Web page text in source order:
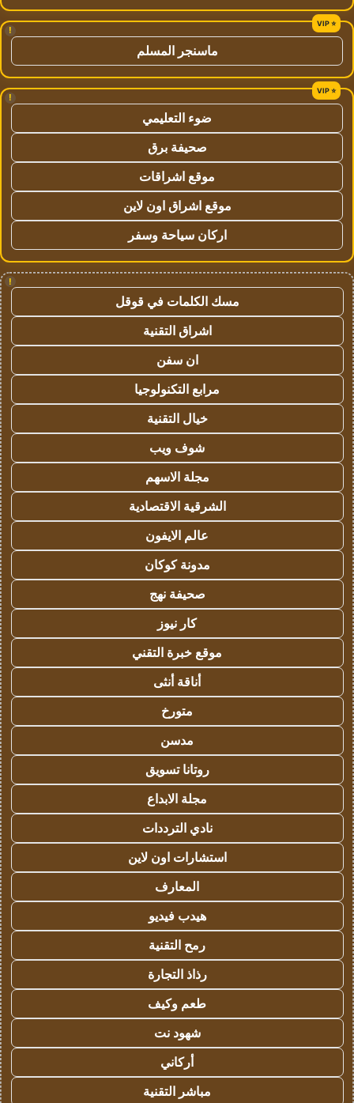
!
ماسنجر المسلم
!
ضوء التعليمي
صحيفة برق
موقع اشراقات
موقع اشراق اون لاين
اركان سياحة وسفر
!
مسك الكلمات في قوقل
اشراق التقنية
ان سفن
مرابع التكنولوجيا
خيال التقنية
شوف ويب
مجلة الاسهم
الشرقية الاقتصادية
عالم الايفون
مدونة كوكان
صحيفة نهج
كار نيوز
موقع خبرة التقني
أناقة أنثى
متورخ
مدسن
روتانا تسويق
مجلة الابداع
نادي الترددات
استشارات اون لاين
المعارف
هيدب فيديو
رمح التقنية
رذاذ التجارة
طعم وكيف
شهود نت
أركاني
مباشر التقنية